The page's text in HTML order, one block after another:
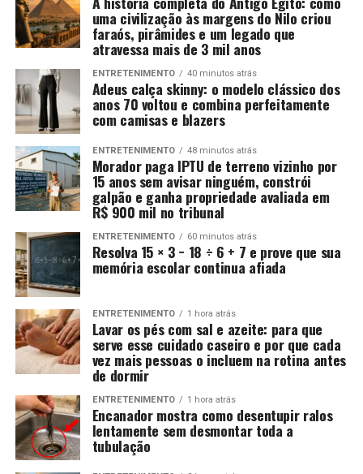
uma civilização às margens do Nilo criou
faraós, pirâmides e um legado que
atravessa mais de 3 mil anos
ENTRETENIMENTO 40 minutos atrás
Adeus calça skinny: o modelo clássico dos
anos 70 voltou e combina perfeitamente
com camisas e blazers
ENTRETENIMENTO 48 minutos atrás
Morador paga IPTU de terreno vizinho por
15 anos sem avisar ninguém, constrói
galpão e ganha propriedade avaliada em
R$ 900 mil no tribunal
ENTRETENIMENTO 60 minutos atrás
Resolva 15 × 3 − 18 ÷ 6 + 7 e prove que sua
memória escolar continua afiada
ENTRETENIMENTO 1 hora atrás
Lavar os pés com sal e azeite: para que
serve esse cuidado caseiro e por que cada
vez mais pessoas o incluem na rotina antes
de dormir
ENTRETENIMENTO 1 hora atrás
Encanador mostra como desentupir ralos
lentamente sem desmontar toda a
tubulação